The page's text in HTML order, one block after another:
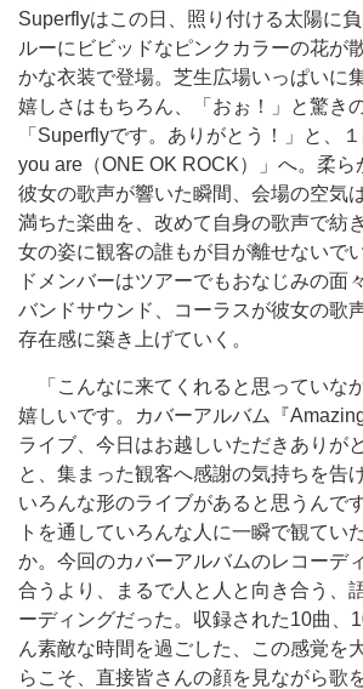
Superflyはこの日、照り付ける太陽に
ルーにビビッドなピンクカラーの花が
かな衣装で登場。芝生広場いっぱいに
嬉しさはもちろん、「おぉ！」と驚き
「Superflyです。ありがとう！」と、
you are（ONE OK ROCK）」へ。柔ら
彼女の歌声が響いた瞬間、会場の空気
満ちた楽曲を、改めて自身の歌声で紡
女の姿に観客の誰もが目が離せないで
ドメンバーはツアーでもおなじみの面
バンドサウンド、コーラスが彼女の歌
存在感に築き上げていく。
「こんなに来てくれると思っていな
嬉しいです。カバーアルバム『
ライブ、今日はお越しいただきありが
と、集まった観客へ感謝の気持ちを告
いろんな形のライブがあると思うん
トを通していろんな人に一瞬で観てい
か。今回のカバーアルバムのレコーデ
合うより、まるで人と人と向き合う、
ーディングだった。収録された10曲、
ん素敵な時間を過ごした、この感覚を
らこそ、直接皆さんの顔を見ながら歌